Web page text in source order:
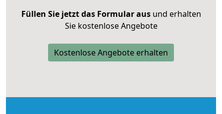
Füllen Sie jetzt das Formular ausund erhalten
Sie kostenlose Angebote
Kostenlose Angebote erhalten